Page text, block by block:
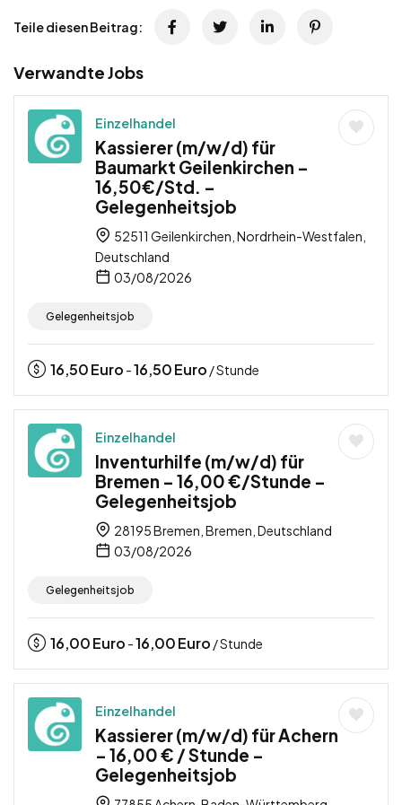
Teile diesen Beitrag:
Verwandte Jobs
Einzelhandel
Kassierer (m/w/d) für
Baumarkt Geilenkirchen –
16,50€/Std. –
Gelegenheitsjob
52511 Geilenkirchen, Nordrhein-Westfalen,
Deutschland
03/08/2026
Gelegenheitsjob
16,50Euro -16,50Euro / Stunde
Einzelhandel
Inventurhilfe (m/w/d) für
Bremen – 16,00 €/Stunde –
Gelegenheitsjob
28195 Bremen, Bremen, Deutschland
03/08/2026
Gelegenheitsjob
16,00Euro -16,00Euro / Stunde
Einzelhandel
Kassierer (m/w/d) für Achern
– 16,00 € / Stunde –
Gelegenheitsjob